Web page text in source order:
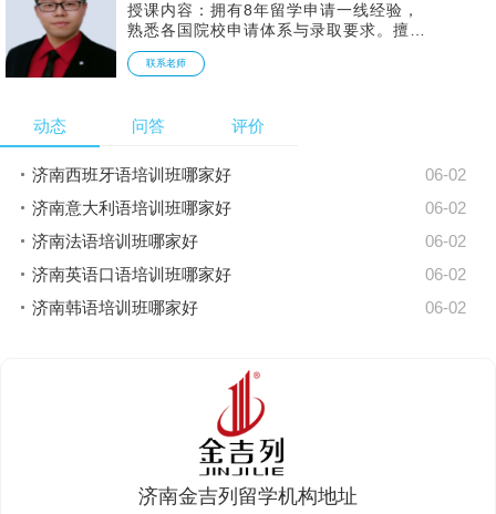
授课内容：拥有8年留学申请一线经验，
熟悉各国院校申请体系与录取要求。擅长
结合学生背景精准定位申请方向，科学规
划选校策略与全流程时间节点，工作细致
录取逻辑与核心要点，助力众多学子成功
联系老师
动态 问答 评价
济南西班牙语培训班哪家好
06-02
济南意大利语培训班哪家好
06-02
济南法语培训班哪家好
06-02
济南英语口语培训班哪家好
06-02
济南韩语培训班哪家好
06-02
济南金吉列留学机构地址